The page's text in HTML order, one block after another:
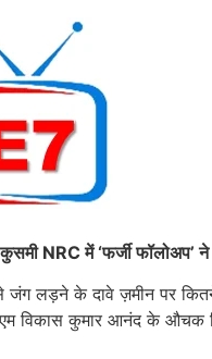
NRC में ‘फर्जी फॉलोअप’ ने
लड़ने के दावे ज़मीन पर
विकास कुमार आनंद के औचक